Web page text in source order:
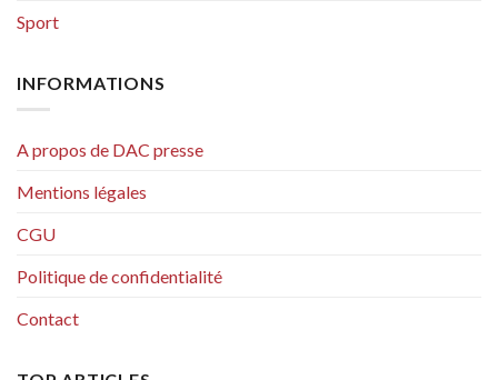
Sport
INFORMATIONS
A propos de DAC presse
Mentions légales
CGU
Politique de confidentialité
Contact